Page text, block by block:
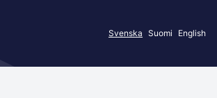
Svenska Suomi English